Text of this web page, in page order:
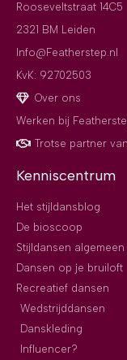
Rooseveltstraat 14C5
2321 BM Leiden
Info@Featherstep.nl
KvK: 92702503
Over ons
Werken bij
Trotse partner
Kenniscentrum
Het stijldansblog
De bioscoop
Stijldansen algemeen
Dansen op je bruiloft
Recreatief dansen
Wedstrijddansen
Danskleding
Influencer?